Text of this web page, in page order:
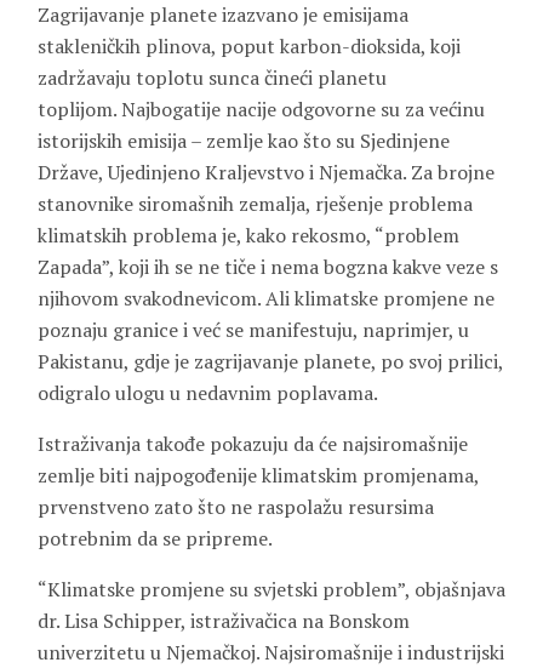
Zagrijavanje planete izazvano je emisijama
stakleničkih plinova, poput karbon-dioksida, koji
zadržavaju toplotu sunca čineći planetu
toplijom. Najbogatije nacije odgovorne su za većinu
istorijskih emisija – zemlje kao što su Sjedinjene
Države, Ujedinjeno Kraljevstvo i Njemačka. Za brojne
stanovnike siromašnih zemalja, rješenje problema
klimatskih problema je, kako rekosmo, “problem
Zapada”, koji ih se ne tiče i nema bogzna kakve veze s
njihovom svakodnevicom. Ali klimatske promjene ne
poznaju granice i već se manifestuju, naprimjer, u
Pakistanu, gdje je zagrijavanje planete, po svoj prilici,
odigralo ulogu u nedavnim poplavama.
Istraživanja takođe pokazuju da će najsiromašnije
zemlje biti najpogođenije klimatskim promjenama,
prvenstveno zato što ne raspolažu resursima
potrebnim da se pripreme.
“Klimatske promjene su svjetski problem”, objašnjava
dr. Lisa Schipper, istraživačica na Bonskom
univerzitetu u Njemačkoj. Najsiromašnije i industrijski